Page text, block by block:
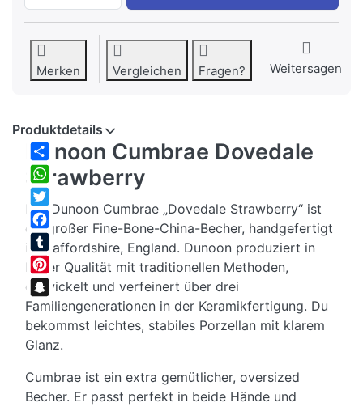
Merken Vergleichen Fragen? Weitersagen
Share
WhatsApp
Twitter
Facebook
Tumblr
Pinterest
Snapchat
Produktdetails
Dunoon Cumbrae Dovedale
Strawberry
Der Dunoon Cumbrae „Dovedale Strawberry“ ist
ein großer Fine-Bone-China-Becher, handgefertigt
in Staffordshire, England. Dunoon produziert in
hoher Qualität mit traditionellen Methoden,
entwickelt und verfeinert über drei
Familiengenerationen in der Keramikfertigung. Du
bekommst leichtes, stabiles Porzellan mit klarem
Glanz.
Cumbrae ist ein extra gemütlicher, oversized
Becher. Er passt perfekt in beide Hände und